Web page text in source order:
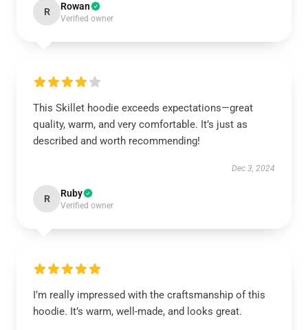
R Rowan
Verified owner
This Skillet hoodie exceeds expectations—great
quality, warm, and very comfortable. It’s just as
described and worth recommending!
Dec 3, 2024
R Ruby
Verified owner
I’m really impressed with the craftsmanship of this
hoodie. It’s warm, well-made, and looks great.